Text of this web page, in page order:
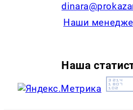
Наши
Наша